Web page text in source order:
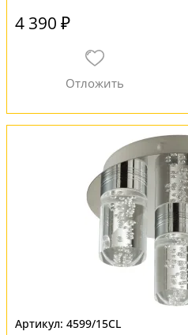
4 390 ₽
4599/15CL